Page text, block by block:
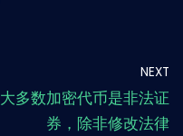
NEXT
大多数加密代币是非法证
券，除非修改法律